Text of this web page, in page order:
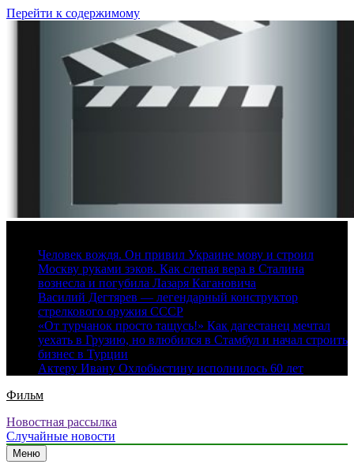
Перейти к содержимому
Человек вождя. Он привил Украине мову и строил
Москву руками зэков. Как слепая вера в Сталина
вознесла и погубила Лазаря Кагановича
Василий Дегтярев — легендарный конструктор
стрелкового оружия СССР
«От турчанок просто тащусь!» Как дагестанец мечтал
уехать в Грузию, но влюбился в Стамбул и начал строить
бизнес в Турции
Актеру Ивану Охлобыстину исполнилось 60 лет
Фильм
Новостная рассылка
Случайные новости
Меню